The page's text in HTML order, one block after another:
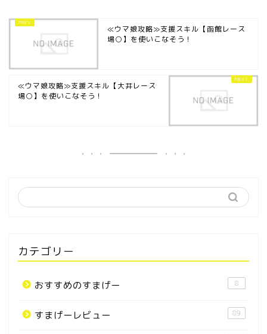
≪ウマ娘攻略≫支援スキル【函館レース
場○】を使いこなそう！
≪ウマ娘攻略≫支援スキル【大井レース
場○】を使いこなそう！
カテゴリー
おすすめのすまげー 8
すまげーレビュー 89